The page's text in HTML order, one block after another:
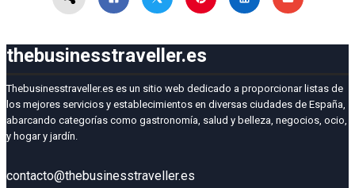
thebusinesstraveller.es
Thebusinesstraveller.es es un sitio web dedicado a proporcionar listas de
los mejores servicios y establecimientos en diversas ciudades de España,
abarcando categorías como gastronomía, salud y belleza, negocios, ocio,
y hogar y jardín.
contacto@thebusinesstraveller.es